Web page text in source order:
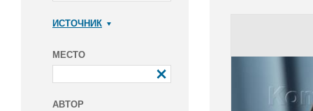
ИСТОЧНИК
МЕСТО
АВТОР